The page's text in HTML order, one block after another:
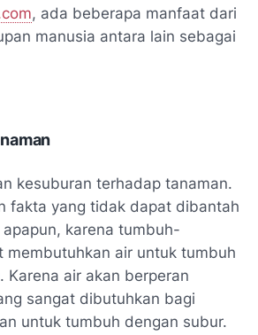
, ada beberapa manfaat dari
manusia antara lain sebagai
kesuburan terhadap tanaman.
fakta yang tidak dapat dibantah
karena tumbuh-
membutuhkan air untuk tumbuh
Karena air akan berperan
sangat dibutuhkan bagi
untuk tumbuh dengan subur.